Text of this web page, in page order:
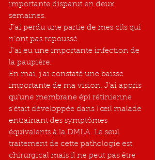
importante disparut en deux
semaines.
J’ai perdu une partie de mes cils qui
n’ont pas repoussé.
J’ai eu une importante infection de
la paupière.
En mai, j’ai constaté une baisse
importante de ma vision. J’ai appris
qu’une membrane épi rétinienne
s’était développée dans l’œil malade
entrainant des symptômes
équivalents à la DMLA. Le seul
traitement de cette pathologie est
chirurgical mais il ne peut pas être